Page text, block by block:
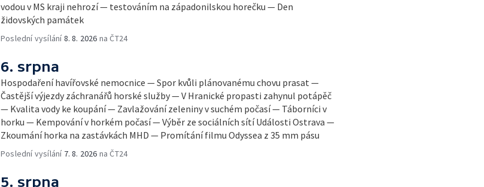
vodou v MS kraji nehrozí — testováním na západonilskou horečku — Den
židovských památek
Poslední vysílání8. 8. 2026 na ČT24
6. srpna
Hospodaření havířovské nemocnice — Spor kvůli plánovanému chovu prasat —
Častější výjezdy záchranářů horské služby — V Hranické propasti zahynul potápěč
— Kvalita vody ke koupání — Zavlažování zeleniny v suchém počasí — Táborníci v
horku — Kempování v horkém počasí — Výběr ze sociálních sítí Události Ostrava —
Zkoumání horka na zastávkách MHD — Promítání filmu Odyssea z 35 mm pásu
Poslední vysílání 7. 8. 2026 na ČT24
5. srpna